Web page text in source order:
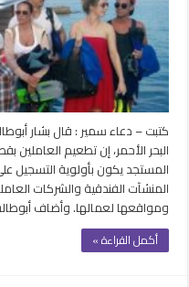
كتبت – دعاء سمير : قال بشار
البحر الأحمر، إن تطعيم العاملين
المستجد يكون بأولوية التسجيل
المنشآت الفندقية والشركات
ومواقعها لعمالها. وأضاف
أكمل القراءة »